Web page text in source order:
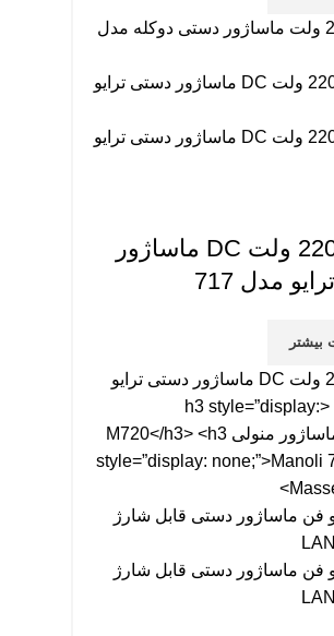
موتور 220 ولت ماساژور دستی دوکله مدل
موتور 220 ولت DC ماساژور
مدل 717
بیشتر
موتور 220 ولت DC ماساژور دستی ترایو
مدل 717 <h3 style=”display:
none;”>ماساژور منولی M720</h3> <h3
style=”display: none;”>Manoli